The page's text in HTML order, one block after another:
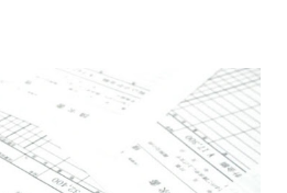
minori fino a 3 anni di età. Infatti
è necessario fare domanda
straordinaria ). Per chi non lo
determinato in base alle norme